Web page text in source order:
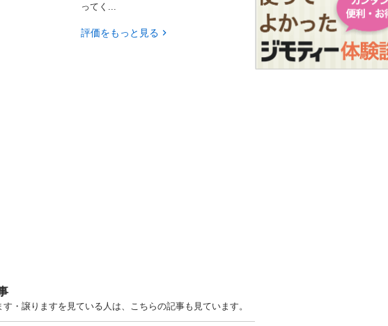
ってく...
評価をもっと見る
・譲りますを見ている人は、こちらの記事も見ています。